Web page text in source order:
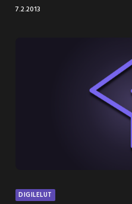
7.2.2013
DIGILELUT